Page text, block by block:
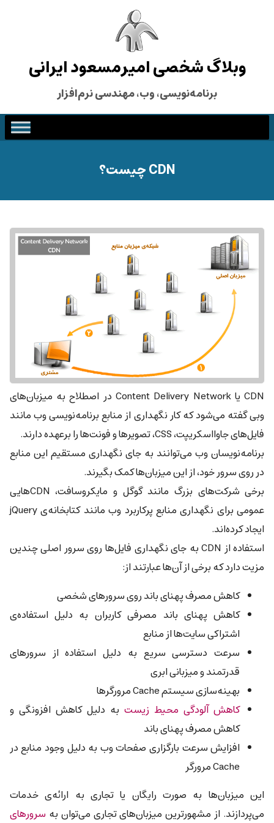
وبلاگ شخصی امیرمسعود ایرانی
برنامه‌نویسی، وب، مهندسی نرم‌افزار
CDN چیست؟
CDN یا Content Delivery Network در اصطلاح به میزبان‌های
وبی گفته می‌شود که کار نگهداری از منابع برنامه‌نویسی وب مانند
فایل‌های جاوااسکریپت، CSS، تصویرها و فونت‌ها را برعهده دارند.
برنامه‌نویسان وب می‌توانند به جای نگهداری مستقیم این منابع
در روی سرور خود، از این میزبان‌ها کمک بگیرند.
برخی شرکت‌های بزرگ مانند گوگل و مایکروسافت، CDNهایی
عمومی برای نگهداری منابع پرکاربرد وب مانند کتابخانه‌ی jQuery
ایجاد کرده‌اند.
استفاده از CDN به جای نگهداری فایل‌ها روی سرور اصلی چندین
مزیت دارد که برخی از آن‌ها عبارتند از:
کاهش مصرف پهنای باند روی سرورهای شخصی
کاهش پهنای باند مصرفی کاربران به دلیل استفاده‌ی
اشتراکی سایت‌ها از منابع
سرعت دسترسی سریع به دلیل استفاده از سرورهای
قدرتمند و میزبانی ابری
بهینه‌سازی سیستم Cache مرورگرها
کاهش آلودگی محیط زیستبه دلیل کاهش افزونگی و
کاهش مصرف پهنای باند
افزایش سرعت بارگزاری صفحات وب به دلیل وجود منابع در
Cache مرورگر
این میزبان‌ها به صورت رایگان یا تجاری به ارائه‌ی خدمات
می‌پردازند. از مشهورترین میزبان‌های تجاری می‌توان به سرورهای